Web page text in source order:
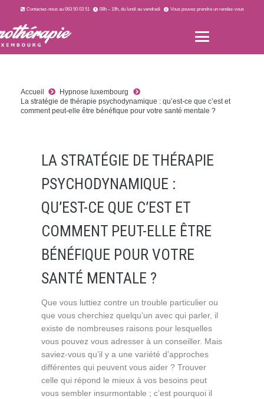
Contactez-nous au 063 50 03 51 08h – 19h, du lundi au vendredi Vous pouvez prendre un rendez-vous
Accueil
Hypnose luxembourg
La stratégie de thérapie psychodynamique : qu’est-ce que c’est et
comment peut-elle être bénéfique pour votre santé mentale ?
LA STRATÉGIE DE THÉRAPIE
PSYCHODYNAMIQUE :
QU’EST-CE QUE C’EST ET
COMMENT PEUT-ELLE ÊTRE
BÉNÉFIQUE POUR VOTRE
SANTÉ MENTALE ?
Que vous luttiez contre un trouble particulier ou
que vous cherchiez quelqu’un avec qui parler, il
existe de nombreuses raisons pour lesquelles
vous pouvez vous adresser à un conseiller. Mais
saviez-vous qu’il y a une variété d’approches
différentes qui peuvent vous aider ? Trouver
celle qui répond le mieux à vos besoins peut
vous sembler insurmontable ; c’est pourquoi il